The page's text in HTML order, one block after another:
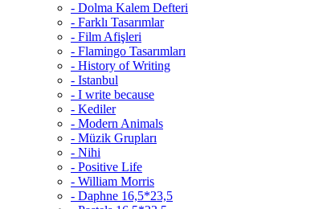
- Dolma Kalem Defteri
- Farklı Tasarımlar
- Film Afişleri
- Flamingo Tasarımları
- History of Writing
- Istanbul
- I write because
- Kediler
- Modern Animals
- Müzik Grupları
- Nihi
- Positive Life
- William Morris
- Daphne 16,5*23,5